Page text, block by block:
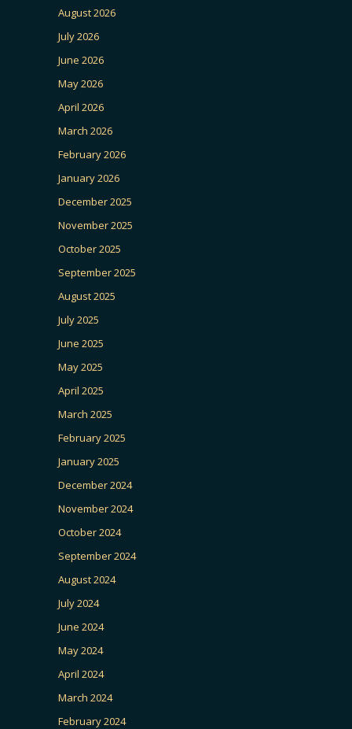
August 2026
July 2026
June 2026
May 2026
April 2026
March 2026
February 2026
January 2026
December 2025
November 2025
October 2025
September 2025
August 2025
July 2025
June 2025
May 2025
April 2025
March 2025
February 2025
January 2025
December 2024
November 2024
October 2024
September 2024
August 2024
July 2024
June 2024
May 2024
April 2024
March 2024
February 2024